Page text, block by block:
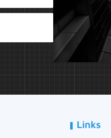
Links